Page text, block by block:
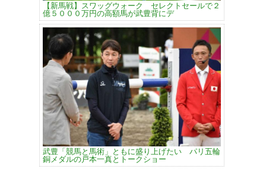
【新馬戦】スワッグウォーク セレクトセールで２
億５０００万円の高額馬が武豊背にデ
武豊「競馬と馬術」ともに盛り上げたい パリ五輪
銅メダルの戸本一真とトークショー